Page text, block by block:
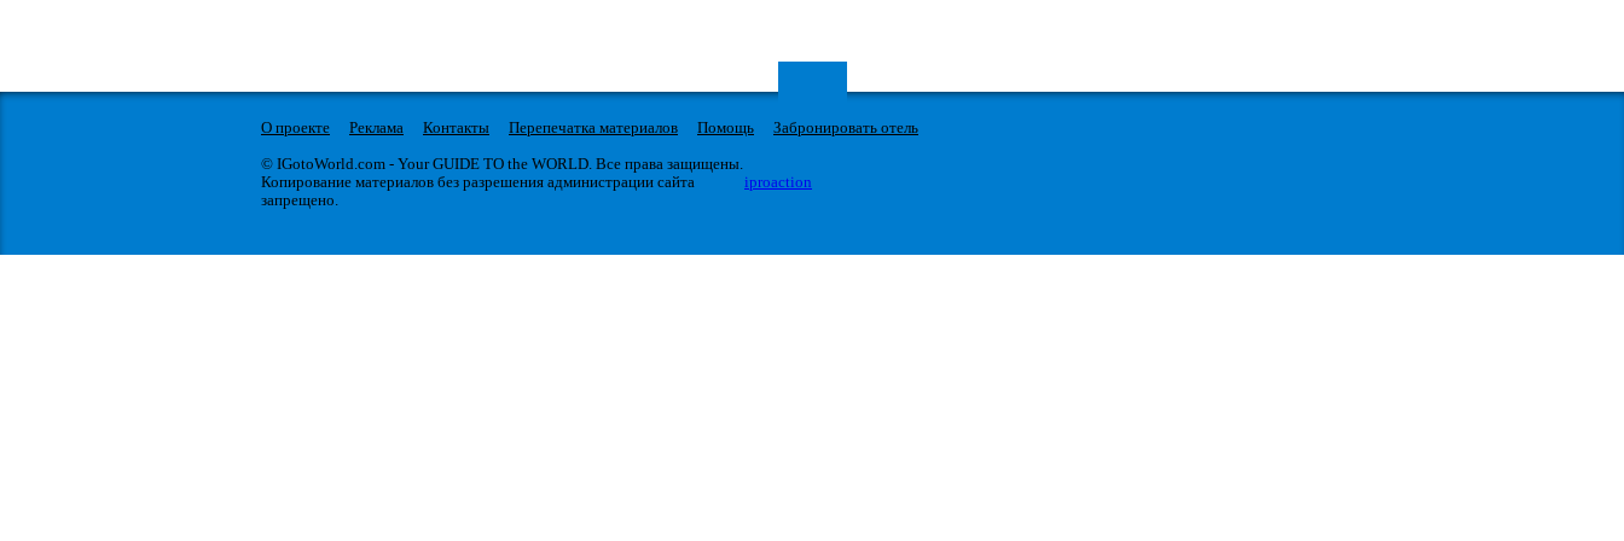
О проекте Реклама Контакты Перепечатка материалов Помощь
Забронировать отель
© IGotoWorld.com - Your GUIDE TO the WORLD. Все права защищены.
Копирование материалов без разрешения администрации сайта
запрещено.
iproaction